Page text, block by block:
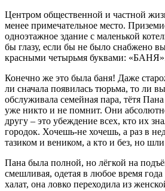
Центром общественной и частной
менее примечательное место.
одноэтажное здание с маленькой
бы глазу, если бы не было снабжено
красными четырьмя буквами:
Конечно же это была баня! Даже
ли сначала появилась тюрьма, то ли
обслуживала семейная пара, тётя
уже никто и не помнит. Они
другу – это убеждение всех, кто их
городок. Хочешь-не хочешь, а раз в
тазиком и веником, а кто и без, но шли
Пана была полной, но лёгкой на
смешливая, одетая в любое время
халат, она ловко переходила из